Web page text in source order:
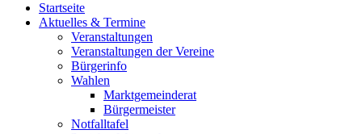
Startseite
Aktuelles & Termine
Veranstaltungen
Veranstaltungen der Vereine
Bürgerinfo
Wahlen
Marktgemeinderat
Bürgermeister
Notfalltafel